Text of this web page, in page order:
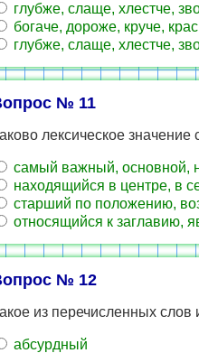
глубже, слаще, хлестче,
богаче, дороже, круче,
глубже, слаще, хлестче,
№ 11
лексическое
самый важный, основной,
находящийся в центре, в
старший по положению,
относящийся к заглавию,
№ 12
из перечисленных
абсурдный